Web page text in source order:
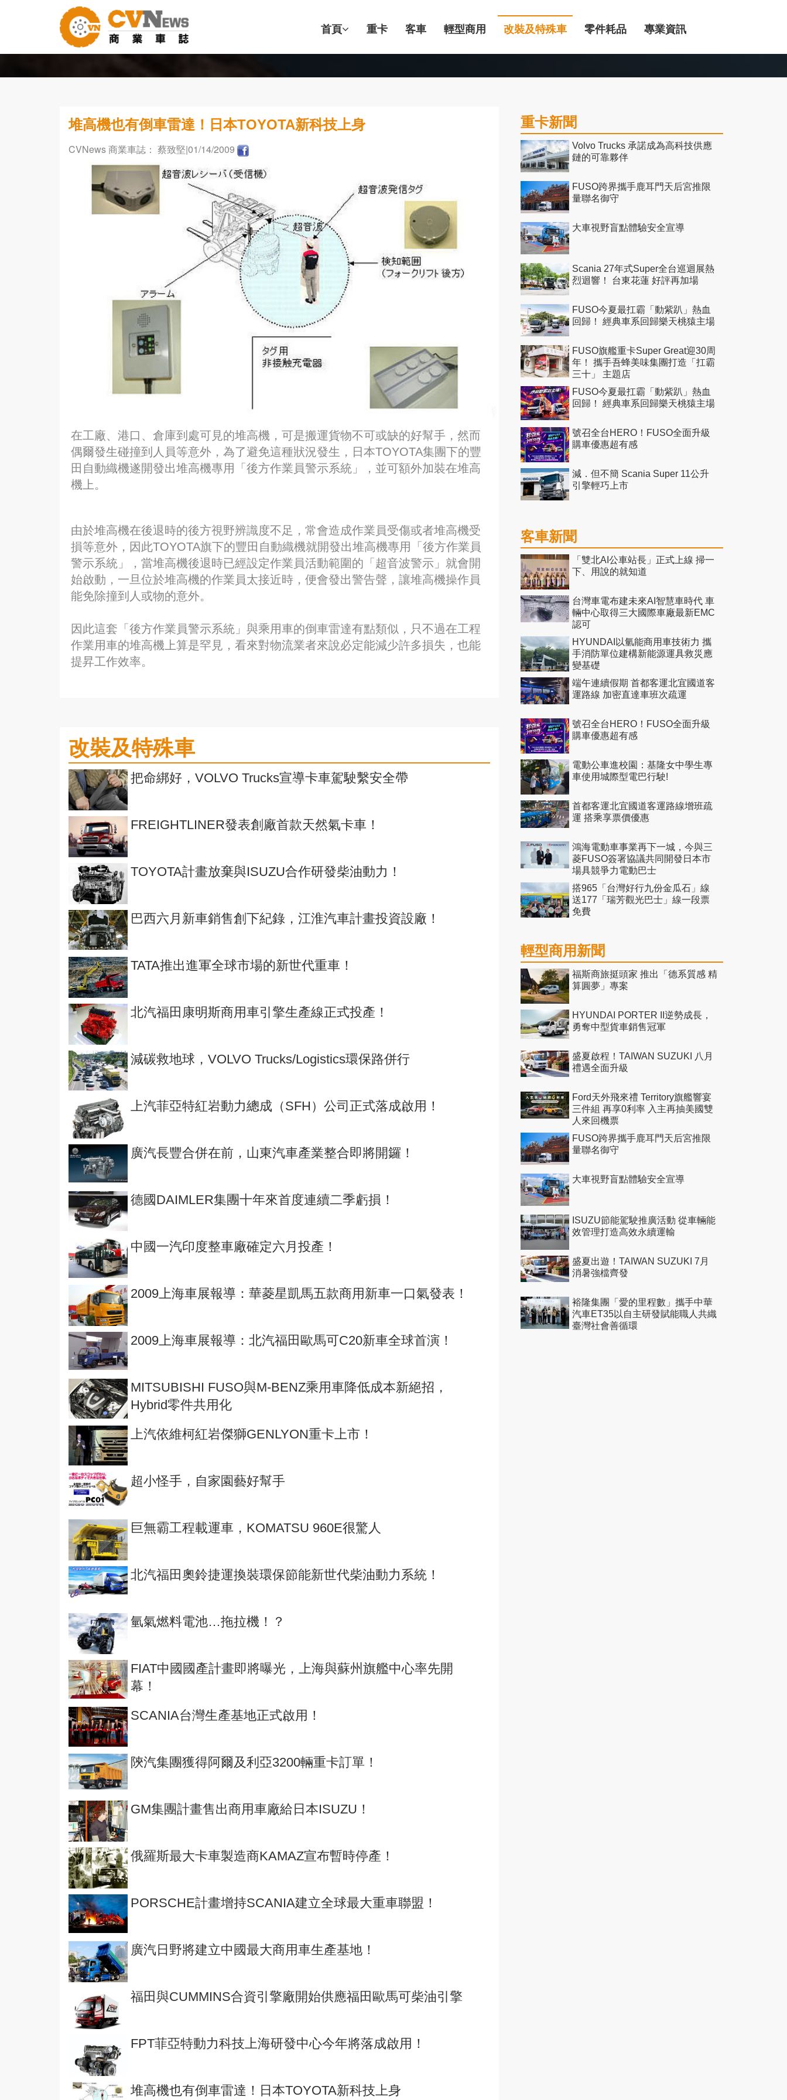
首頁 重卡 客車 輕型商用 改裝及特殊車 零件耗品 專業資訊
堆高機也有倒車雷達！日本TOYOTA新科技上身
CVNews 商業車誌： 蔡致堅|01/14/2009
在工廠、港口、倉庫到處可見的堆高機，可是搬運貨物不可或缺的好幫手，然而
偶爾發生碰撞到人員等意外，為了避免這種狀況發生，日本TOYOTA集團下的豐
田自動織機遂開發出堆高機專用「後方作業員警示系統」，並可額外加裝在堆高
機上。
由於堆高機在後退時的後方視野辨識度不足，常會造成作業員受傷或者堆高機受
損等意外，因此TOYOTA旗下的豐田自動織機就開發出堆高機專用「後方作業員
警示系統」，當堆高機後退時已經設定作業員活動範圍的「超音波警示」就會開
始啟動，一旦位於堆高機的作業員太接近時，便會發出警告聲，讓堆高機操作員
能免除撞到人或物的意外。
因此這套「後方作業員警示系統」與乘用車的倒車雷達有點類似，只不過在工程
作業用車的堆高機上算是罕見，看來對物流業者來說必定能減少許多損失，也能
提昇工作效率。
改裝及特殊車
把命綁好，VOLVO Trucks宣導卡車駕駛繫安全帶
FREIGHTLINER發表創廠首款天然氣卡車！
TOYOTA計畫放棄與ISUZU合作研發柴油動力！
巴西六月新車銷售創下紀錄，江淮汽車計畫投資設廠！
TATA推出進軍全球市場的新世代重車！
北汽福田康明斯商用車引擎生產線正式投產！
減碳救地球，VOLVO Trucks/Logistics環保路併行
上汽菲亞特紅岩動力總成（SFH）公司正式落成啟用！
廣汽長豐合併在前，山東汽車產業整合即將開鑼！
德國DAIMLER集團十年來首度連續二季虧損！
中國一汽印度整車廠確定六月投產！
2009上海車展報導：華菱星凱馬五款商用新車一口氣發表！
2009上海車展報導：北汽福田歐馬可C20新車全球首演！
MITSUBISHI FUSO與M-BENZ乘用車降低成本新絕招，
Hybrid零件共用化
上汽依維柯紅岩傑獅GENLYON重卡上市！
超小怪手，自家園藝好幫手
巨無霸工程載運車，KOMATSU 960E很驚人
北汽福田奧鈴捷運換裝環保節能新世代柴油動力系統！
氫氣燃料電池…拖拉機！？
FIAT中國國產計畫即將曝光，上海與蘇州旗艦中心率先開
幕！
SCANIA台灣生產基地正式啟用！
陝汽集團獲得阿爾及利亞3200輛重卡訂單！
GM集團計畫售出商用車廠給日本ISUZU！
俄羅斯最大卡車製造商KAMAZ宣布暫時停產！
PORSCHE計畫增持SCANIA建立全球最大重車聯盟！
廣汽日野將建立中國最大商用車生產基地！
福田與CUMMINS合資引擎廠開始供應福田歐馬可柴油引擎
FPT菲亞特動力科技上海研發中心今年將落成啟用！
堆高機也有倒車雷達！日本TOYOTA新科技上身
重卡新聞
Volvo Trucks 承諾成為高科技供應
鏈的可靠夥伴
FUSO跨界攜手鹿耳門天后宮推限
量聯名御守
大車視野盲點體驗安全宣導
Scania 27年式Super全台巡迴展熱
烈迴響！ 台東花蓮 好評再加場
FUSO今夏最扛霸「動紫趴」熱血
回歸！ 經典車系回歸樂天桃猿主場
FUSO旗艦重卡Super Great迎30周
年！ 攜手吾蜂美味集團打造「扛霸
三十」 主題店
FUSO今夏最扛霸「動紫趴」熱血
回歸！ 經典車系回歸樂天桃猿主場
號召全台HERO！FUSO全面升級
購車優惠超有感
減．但不簡 Scania Super 11公升
引擎輕巧上市
客車新聞
「雙北AI公車站長」正式上線 掃一
下、用說的就知道
台灣車電布建未來AI智慧車時代 車
輛中心取得三大國際車廠最新EMC
認可
HYUNDAI以氫能商用車技術力 攜
手消防單位建構新能源運具救災應
變基礎
端午連續假期 首都客運北宜國道客
運路線 加密直達車班次疏運
號召全台HERO！FUSO全面升級
購車優惠超有感
電動公車進校園：基隆女中學生專
車使用城際型電巴行駛!
首都客運北宜國道客運路線增班疏
運 搭乘享票價優惠
鴻海電動車事業再下一城，今與三
菱FUSO簽署協議共同開發日本市
場具競爭力電動巴士
搭965「台灣好行九份金瓜石」線
送177「瑞芳觀光巴士」線一段票
免費
輕型商用新聞
福斯商旅挺頭家 推出「德系質感 精
算圓夢」專案
HYUNDAI PORTER II逆勢成長，
勇奪中型貨車銷售冠軍
盛夏啟程！TAIWAN SUZUKI 八月
禮遇全面升級
Ford天外飛來禮 Territory旗艦響宴
三件組 再享0利率 入主再抽美國雙
人來回機票
FUSO跨界攜手鹿耳門天后宮推限
量聯名御守
大車視野盲點體驗安全宣導
ISUZU節能駕駛推廣活動 從車輛能
效管理打造高效永續運輸
盛夏出遊！TAIWAN SUZUKI 7月
消暑強檔齊發
裕隆集團「愛的里程數」攜手中華
汽車ET35以自主研發賦能職人共織
臺灣社會善循環